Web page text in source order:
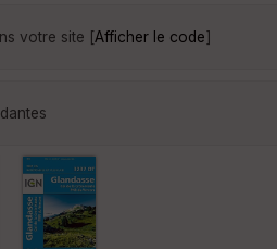
votre site [Afficher le code]